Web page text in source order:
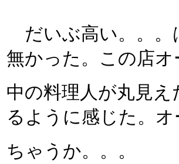
だいぶ高い。。。
無かった。この店
中の料理人が丸見
るように感じた。
ちゃうか。。。